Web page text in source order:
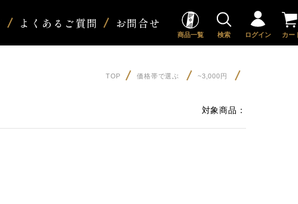
よくあるご質問 お問合せ
商品一覧 検索 ログイン カー
TOP 価格帯で選ぶ ~3,000円
対象商品：